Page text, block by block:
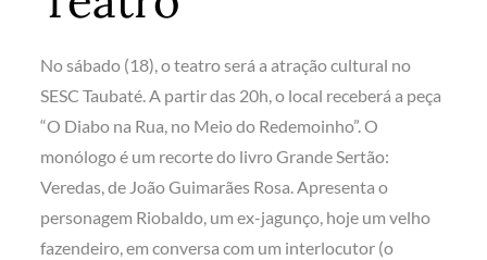
No sábado (18), o teatro será a atração cultural no
SESC Taubaté. A partir das 20h, o local receberá a peça
“O Diabo na Rua, no Meio do Redemoinho”. O
monólogo é um recorte do livro Grande Sertão:
Veredas, de João Guimarães Rosa. Apresenta o
personagem Riobaldo, um ex-jagunço, hoje um velho
fazendeiro, em conversa com um interlocutor (o